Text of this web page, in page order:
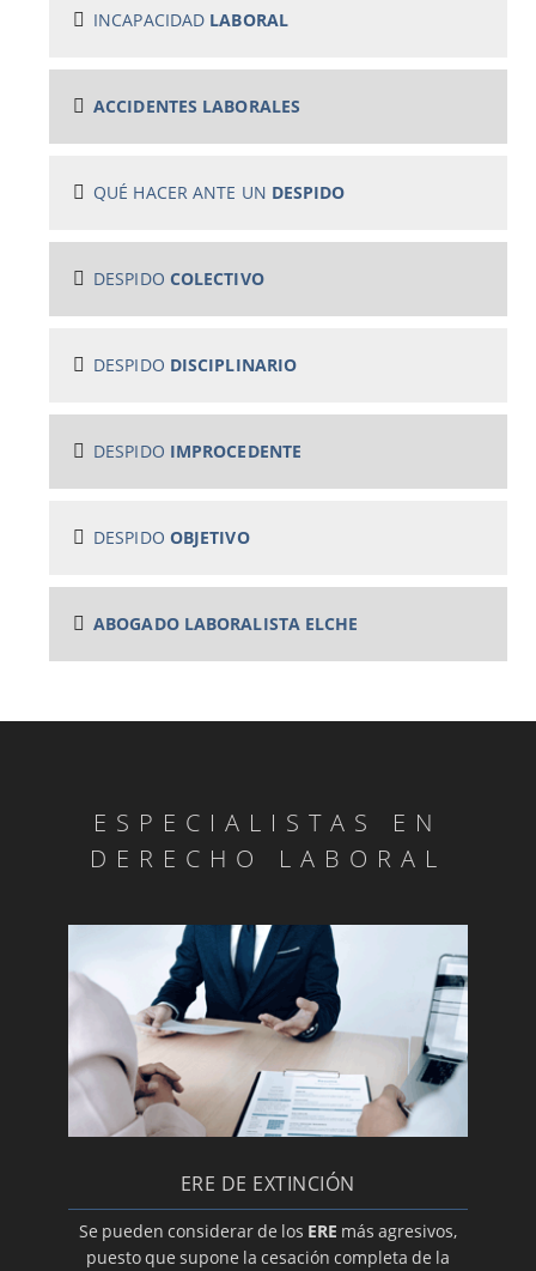
INCAPACIDAD LABORAL
ACCIDENTES LABORALES
QUÉ HACER ANTE UN DESPIDO
DESPIDO COLECTIVO
DESPIDO DISCIPLINARIO
DESPIDO IMPROCEDENTE
DESPIDO OBJETIVO
ABOGADO LABORALISTA ELCHE
ESPECIALISTAS EN
DERECHO LABORAL
ERE DE EXTINCIÓN
Se pueden considerar de los ERE más agresivos,
puesto que supone la cesación completa de la